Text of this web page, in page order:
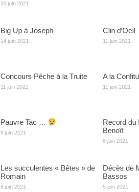
20 juin 2021
Big Up à Joseph
14 juin 2021
Clin d’Oeil
11 juin 2021
Concours Pêche à la Truite
11 juin 2021
A la
11 juin 2021
Pauvre Tac …
8 juin 2021
Record du
Benoît
8 juin 2021
Les succulentes « Bêtes » de
Romain
6 juin 2021
Décès de
Bassos
5 juin 2021